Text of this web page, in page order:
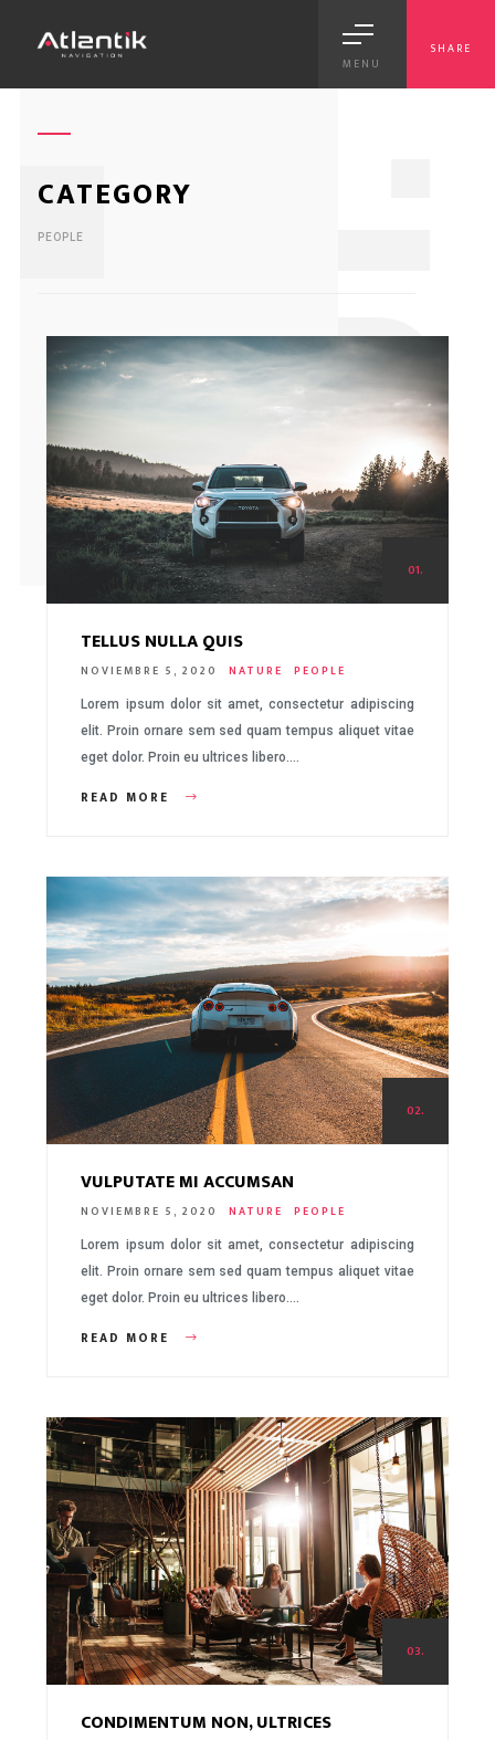
MENU
SHARE
CATEGORY
PEOPLE
01.
TELLUS NULLA QUIS
NOVIEMBRE 5, 2020 NATURE PEOPLE
Lorem ipsum dolor sit amet, consectetur adipiscing
elit. Proin ornare sem sed quam tempus aliquet vitae
eget dolor. Proin eu ultrices libero….
READ MORE
02.
VULPUTATE MI ACCUMSAN
NOVIEMBRE 5, 2020 NATURE PEOPLE
Lorem ipsum dolor sit amet, consectetur adipiscing
elit. Proin ornare sem sed quam tempus aliquet vitae
eget dolor. Proin eu ultrices libero….
READ MORE
03.
CONDIMENTUM NON, ULTRICES